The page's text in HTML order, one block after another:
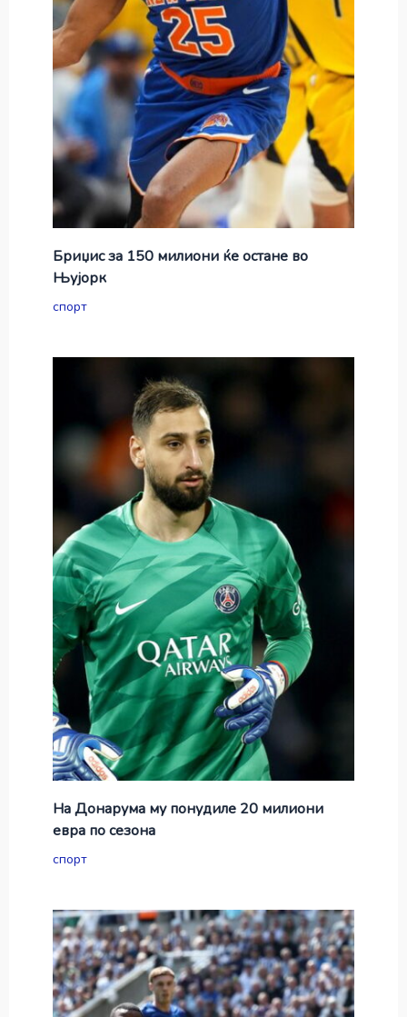
Бриџис за 150 милиони ќе остане во
Њујорк
спорт
На Донарума му понудиле 20 милиони
евра по сезона
спорт